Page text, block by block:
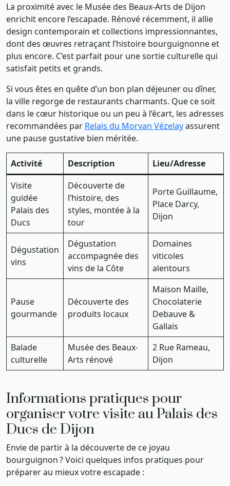
La proximité avec le Musée des Beaux-Arts de Dijon
enrichit encore l’escapade. Rénové récemment, il allie
design contemporain et collections impressionnantes,
dont des œuvres retraçant l’histoire bourguignonne et
plus encore. C’est parfait pour une sortie culturelle qui
satisfait petits et grands.
Si vous êtes en quête d’un bon plan déjeuner ou dîner,
la ville regorge de restaurants charmants. Que ce soit
dans le cœur historique ou un peu à l’écart, les adresses
recommandées par Relais du Morvan Vézelayassurent
une pause gustative bien méritée.
Activité Description
Lieu/Adresse
Visite
guidée
Palais des
Ducs
Découverte de
l’histoire, des
styles, montée à la
tour
Porte Guillaume,
Place Darcy,
Dijon
Dégustation
vins
Dégustation
accompagnée des
vins de la Côte
Domaines
viticoles
alentours
Pause
gourmande
Découverte des
produits locaux
Maison Maille,
Chocolaterie
Debauve &
Gallais
Balade
culturelle
Musée des Beaux-
Arts rénové
2 Rue Rameau,
Dijon
Informations pratiques pour
organiser votre visite au Palais des
Ducs de Dijon
Envie de partir à la découverte de ce joyau
bourguignon ? Voici quelques infos pratiques pour
préparer au mieux votre escapade :